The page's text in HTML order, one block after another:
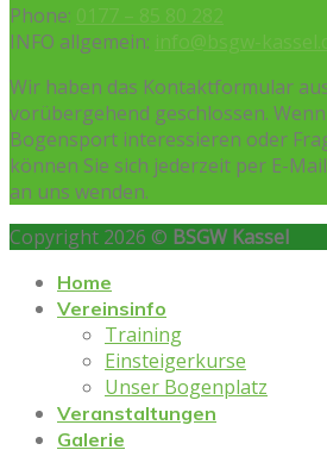
Phone: 0177 – 85 80 282
INFO allgemein: info@bsgw-
Wir haben das Kontaktformular
vorübergehend geschlossen.
Bogensport interessieren oder
können Sie sich jederzeit per E-Mail
an uns wenden.
Copyright 2026 © BSGW Kassel
Home
Vereinsinfo
Training
Einsteigerkurse
Unser Bogenplatz
Veranstaltungen
Galerie